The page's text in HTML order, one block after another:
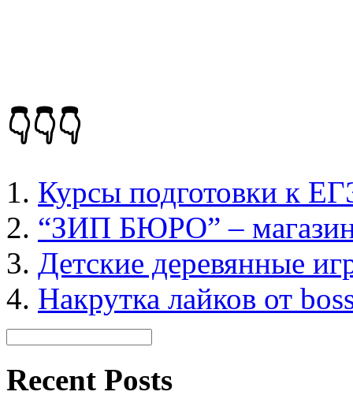
👇👇👇
Курсы подготовки к
“ЗИП БЮРО” – магазин
Детские деревянные
Накрутка лайков от
Recent Posts